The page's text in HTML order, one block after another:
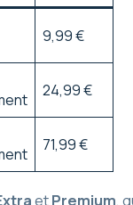
9,99 €
24,99 €
71,99 €
etPremium,